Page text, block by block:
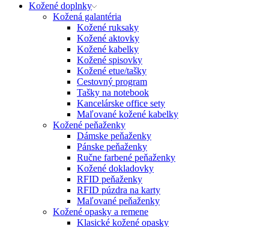
Kožené doplnky
Kožená galantéria
Kožené ruksaky
Kožené aktovky
Kožené kabelky
Kožené spisovky
Kožené etue/tašky
Cestovný program
Tašky na notebook
Kancelárske office sety
Maľované kožené kabelky
Kožené peňaženky
Dámske peňaženky
Pánske peňaženky
Ručne farbené peňaženky
Kožené dokladovky
RFID peňaženky
RFID púzdra na karty
Maľované peňaženky
Kožené opasky a remene
Klasické kožené opasky